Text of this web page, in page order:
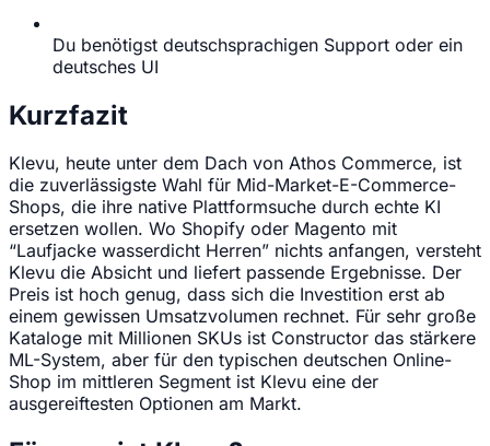
Du benötigst deutschsprachigen Support oder ein
deutsches UI
Kurzfazit
Klevu, heute unter dem Dach von Athos Commerce, ist
die zuverlässigste Wahl für Mid-Market-E-Commerce-
Shops, die ihre native Plattformsuche durch echte KI
ersetzen wollen. Wo Shopify oder Magento mit
“Laufjacke wasserdicht Herren” nichts anfangen, versteht
Klevu die Absicht und liefert passende Ergebnisse. Der
Preis ist hoch genug, dass sich die Investition erst ab
einem gewissen Umsatzvolumen rechnet. Für sehr große
Kataloge mit Millionen SKUs ist Constructor das stärkere
ML-System, aber für den typischen deutschen Online-
Shop im mittleren Segment ist Klevu eine der
ausgereiftesten Optionen am Markt.